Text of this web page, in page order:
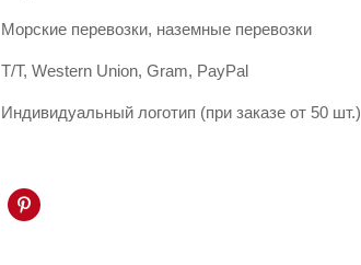
Морские перевозки, наземные перевозки
T/T, Western Union, Gram, PayPal
Индивидуальный логотип (при заказе от 50 шт.)